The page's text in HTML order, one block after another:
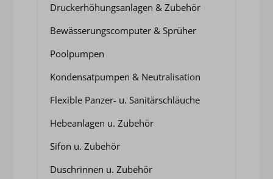
Druckerhöhungsanlagen & Zubehör
Bewässerungscomputer & Sprüher
Poolpumpen
Kondensatpumpen & Neutralisation
Flexible Panzer- u. Sanitärschläuche
Hebeanlagen u. Zubehör
Sifon u. Zubehör
Duschrinnen u. Zubehör